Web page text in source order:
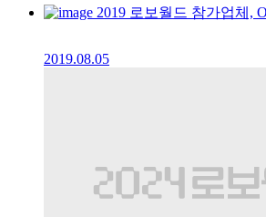
뉴스레터 보도자료 갤러리 홍보영
2019 로보월드 참가업체,
2019.08.05